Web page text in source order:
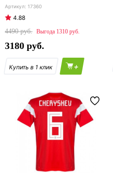
17360
4.88
4490
1310
3180
+